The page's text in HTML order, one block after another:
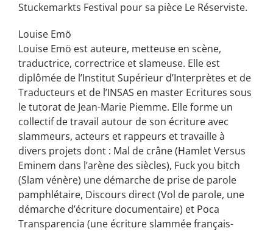
Stuckemarkts Festival pour sa pièce Le Réserviste.
Louise Emö
Louise Emö est auteure, metteuse en scène,
traductrice, correctrice et slameuse. Elle est
diplômée de l’Institut Supérieur d’Interprètes et de
Traducteurs et de l’INSAS en master Ecritures sous
le tutorat de Jean-Marie Piemme. Elle forme un
collectif de travail autour de son écriture avec
slammeurs, acteurs et rappeurs et travaille à
divers projets dont : Mal de crâne (Hamlet Versus
Eminem dans l’arène des siècles), Fuck you bitch
(Slam vénère) une démarche de prise de parole
pamphlétaire, Discours direct (Vol de parole, une
démarche d’écriture documentaire) et Poca
Transparencia (une écriture slammée français-